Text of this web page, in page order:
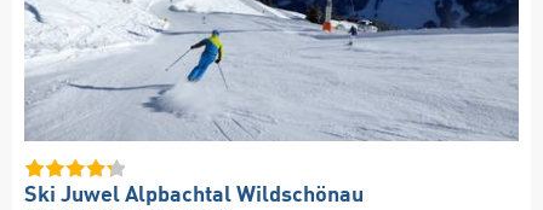
Ski Juwel Alpbachtal Wildschönau